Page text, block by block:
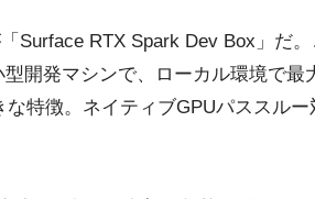
Surface RTX Spark Dev Box」だ
開発マシンで、ローカル環境で最
特徴。ネイティブGPUパススルー